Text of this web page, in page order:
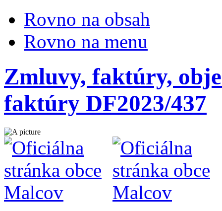
Rovno na obsah
Rovno na menu
Zmluvy, faktúry,
faktúry DF2023/437